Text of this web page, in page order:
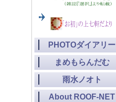
PHOTOダイアリー
まめもらんだむ
雨水ノオト
About ROOF-NET